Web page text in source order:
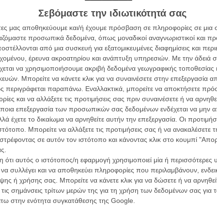
Σεβόμαστε την ιδιωτικότητά σας
μας αποθηκεύουμε και/ή έχουμε πρόσβαση σε πληροφορίες σε
προσωπικά δεδομένα, όπως μοναδικοί αναγνωριστικοί και
από μια συσκευή για εξατομικευμένες διαφημίσεις και
έρευνα ακροατηρίου και ανάπτυξη υπηρεσιών. Με την άδειά
να χρησιμοποιήσουμε ακριβή δεδομένα γεωγραφικής τοποθεσίας
Μπορείτε να κάνετε κλικ για να συναινέσετε στην επεξεργασία
περιγράφεται παραπάνω. Εναλλακτικά, μπορείτε να αποκτήσετε
και να αλλάξετε τις προτιμήσεις σας πριν συναινέσετε ή να
επεξεργασία των προσωπικών σας δεδομένων ενδέχεται να μην
έχετε το δικαίωμα να αρνηθείτε αυτήν την επεξεργασία. Οι
Μπορείτε να αλλάξετε τις προτιμήσεις σας ή να ανακαλέσετε
σε αυτόν τον ιστότοπο και κάνοντας κλικ στο κουμπί
αυτός ο ιστότοπος/η εφαρμογή χρησιμοποιεί μία ή περισσότερες
συλλέγει και να αποθηκεύει πληροφορίες που περιλαμβάνουν,
ή χρήσης σας. Μπορείτε να κάνετε κλικ για να δώσετε ή να
σημάνσεις τρίτων μερών της για τη χρήση των δεδομένων σας
στην ενότητα συγκατάθεσης της Google.
ιστορία να ακούγεται σαν ένα τυπικό «βουκολικό»
δεν θα μπορούσαν να στείλουν την ταινία σε
το τρίο των βασικών αυτών ηρώων, στην ιστορία
φιλοδοξεί να κάνει ηθοποιό κι ο ηλικιωμένος
που θα μπορούσε να είναι και ερωτική, αλλά και
και αφουγκράζεται τους ανθρώπους και την φύση.
παραμένει όρθιος
Ο
10